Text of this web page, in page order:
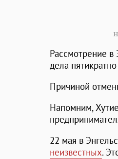
Рассмотрение в
дела
Причиной
Напомним,
22 мая в
неизвестных.